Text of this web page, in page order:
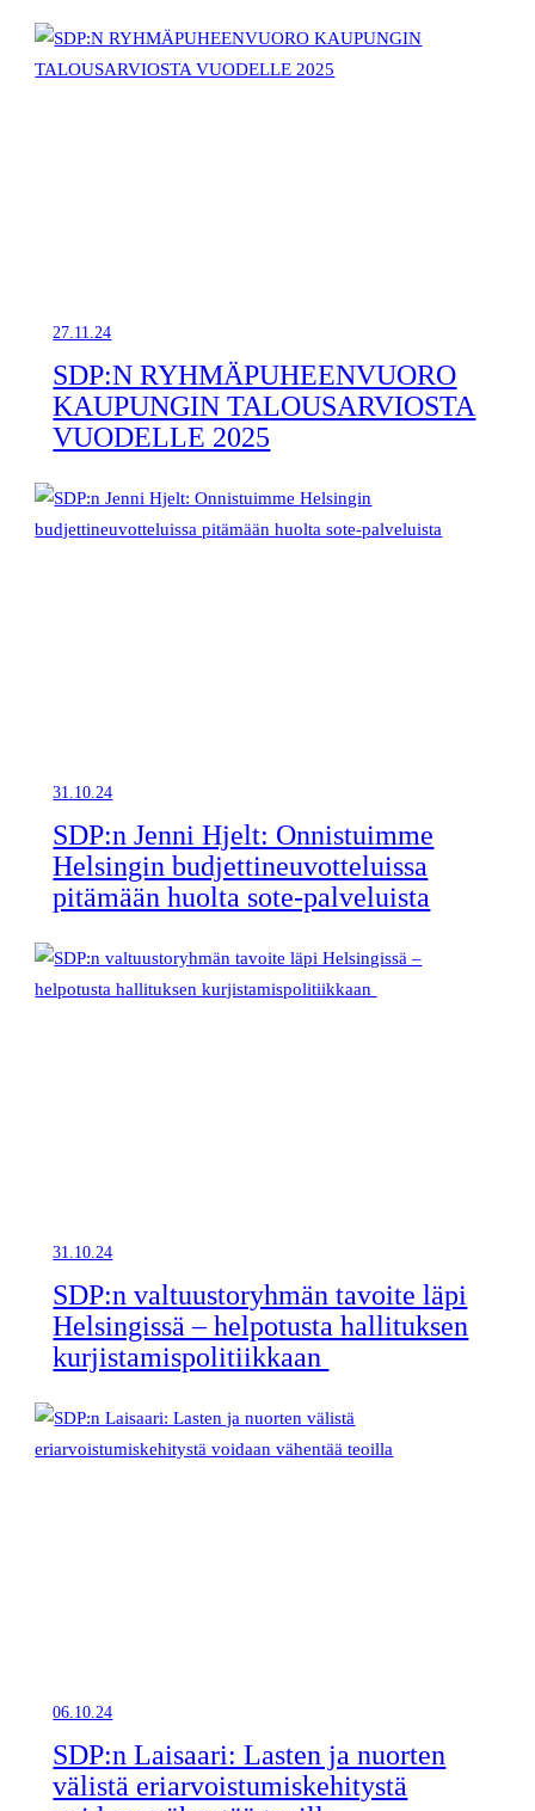
27.11.24
SDP:N RYHMÄPUHEENVUORO
KAUPUNGIN TALOUSARVIOSTA
VUODELLE 2025
31.10.24
SDP:n Jenni Hjelt: Onnistuimme
Helsingin budjettineuvotteluissa
pitämään huolta sote-palveluista
31.10.24
SDP:n valtuustoryhmän tavoite läpi
Helsingissä – helpotusta hallituksen
kurjistamispolitiikkaan
06.10.24
SDP:n Laisaari: Lasten ja nuorten
välistä eriarvoistumiskehitystä